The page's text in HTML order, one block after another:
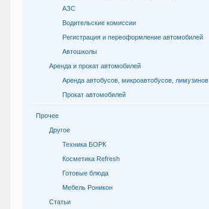
АЗС
Водительские комиссии
Регистрация и переоформление автомобилей
Автошколы
Аренда и прокат автомобилей
Аренда автобусов, микроавтобусов, лимузинов
Прокат автомобилей
Прочее
Другое
Техника БОРК
Косметика Refresh
Готовые блюда
Мебель Роникон
Статьи